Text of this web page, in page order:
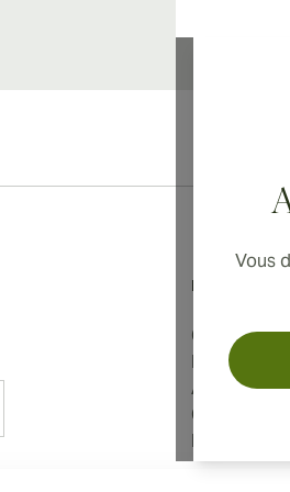
Vous
Informations
Conditions
Politique
À propos
Contact
Paramètres